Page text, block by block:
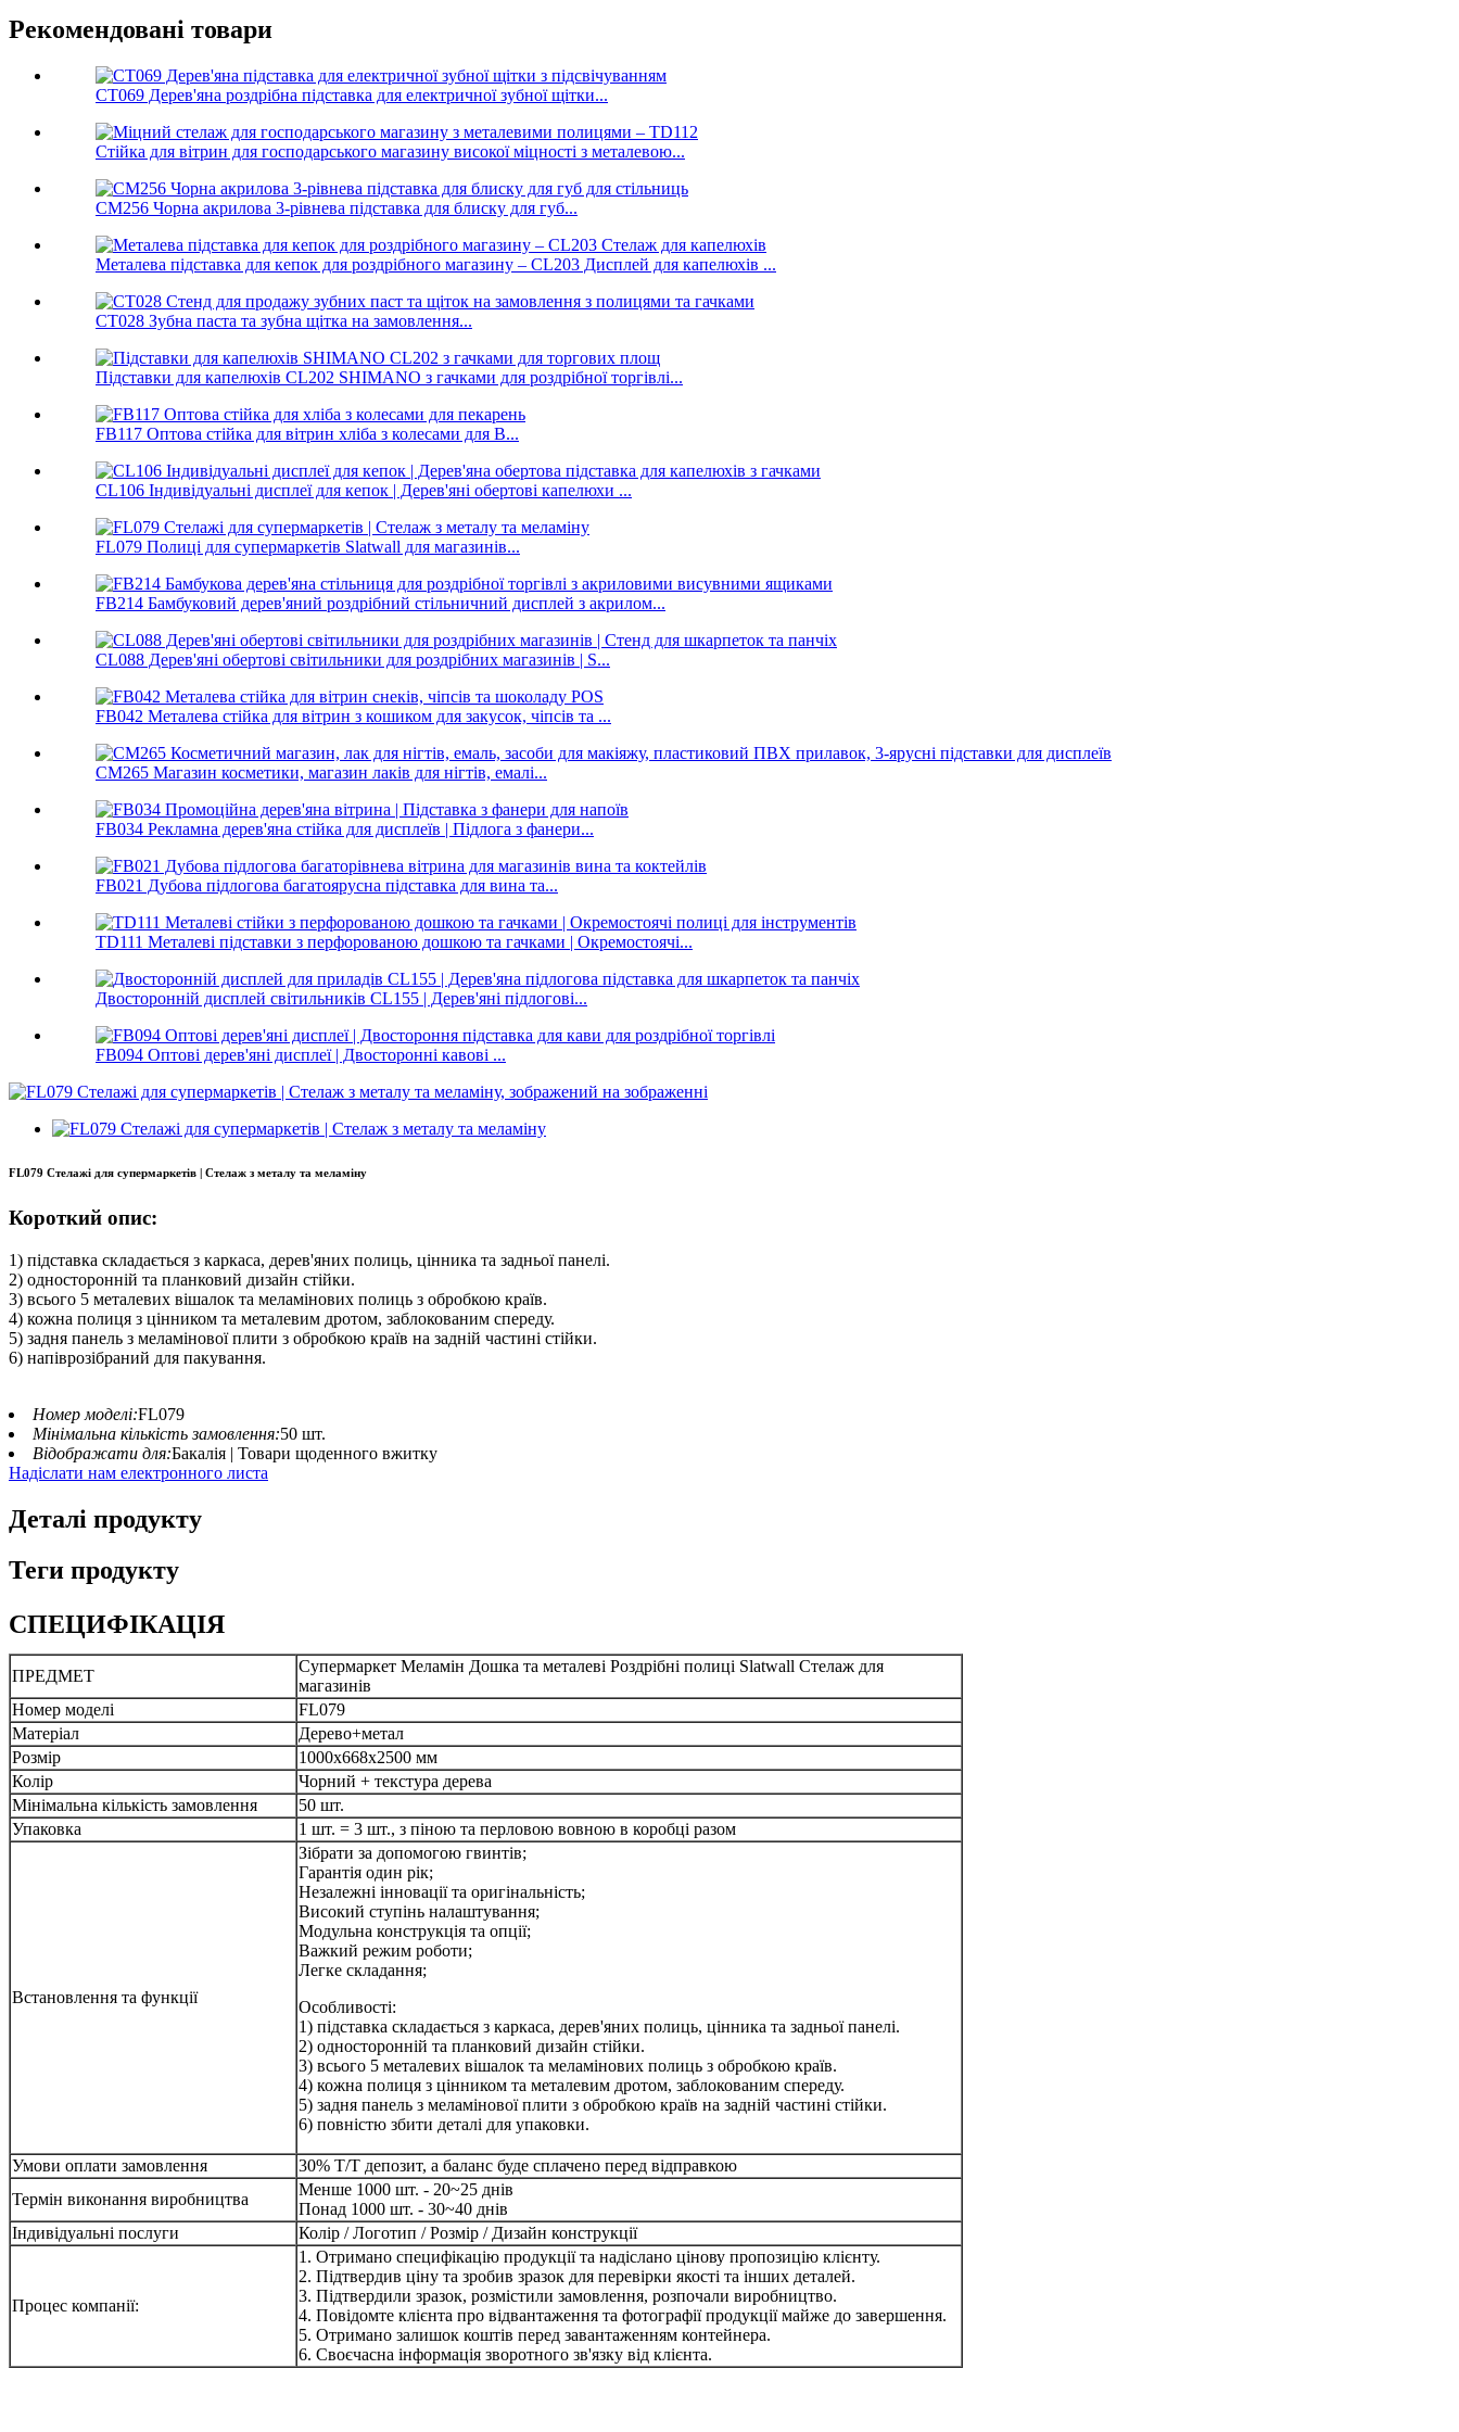
Рекомендовані товари
CT069 Дерев'яна роздрібна підставка для електричної зубної щітки...
Стійка для вітрин для господарського магазину високої міцності з металевою...
CM256 Чорна акрилова 3-рівнева підставка для блиску для губ...
Металева підставка для кепок для роздрібного магазину – CL203 Дисплей для капелюхів ...
CT028 Зубна паста та зубна щітка на замовлення...
Підставки для капелюхів CL202 SHIMANO з гачками для роздрібної торгівлі...
FB117 Оптова стійка для вітрин хліба з колесами для B...
CL106 Індивідуальні дисплеї для кепок | Дерев'яні обертові капелюхи ...
FL079 Полиці для супермаркетів Slatwall для магазинів...
FB214 Бамбуковий дерев'яний роздрібний стільничний дисплей з акрилом...
CL088 Дерев'яні обертові світильники для роздрібних магазинів | S...
FB042 Металева стійка для вітрин з кошиком для закусок, чіпсів та ...
CM265 Магазин косметики, магазин лаків для нігтів, емалі...
FB034 Рекламна дерев'яна стійка для дисплеїв | Підлога з фанери...
FB021 Дубова підлогова багатоярусна підставка для вина та...
TD111 Металеві підставки з перфорованою дошкою та гачками | Окремостоячі...
Двосторонній дисплей світильників CL155 | Дерев'яні підлогові...
FB094 Оптові дерев'яні дисплеї | Двосторонні кавові ...
FL079 Стелажі для супермаркетів | Стелаж з металу та меламіну
Короткий опис:
1) підставка складається з каркаса, дерев'яних полиць, цінника та задньої панелі.
2) односторонній та планковий дизайн стійки.
3) всього 5 металевих вішалок та меламінових полиць з обробкою країв.
4) кожна полиця з цінником та металевим дротом, заблокованим спереду.
5) задня панель з меламінової плити з обробкою країв на задній частині стійки.
6) напіврозібраний для пакування.
Номер моделі:FL079
Мінімальна кількість замовлення:50 шт.
Відображати для:Бакалія | Товари щоденного вжитку
Надіслати нам електронного листа
Деталі продукту
Теги продукту
СПЕЦИФІКАЦІЯ
ПРЕДМЕТ
Супермаркет Меламін Дошка та металеві Роздрібні полиці Slatwall Стелаж для
магазинів
Номер моделі
FL079
Матеріал
Дерево+метал
Розмір
1000x668x2500 мм
Колір
Чорний + текстура дерева
Мінімальна кількість замовлення
50 шт.
Упаковка
1 шт. = 3 шт., з піною та перловою вовною в коробці разом
Встановлення та функції
Зібрати за допомогою гвинтів;
Гарантія один рік;
Незалежні інновації та оригінальність;
Високий ступінь налаштування;
Модульна конструкція та опції;
Важкий режим роботи;
Легке складання;
Особливості:
1) підставка складається з каркаса, дерев'яних полиць, цінника та задньої панелі.
2) односторонній та планковий дизайн стійки.
3) всього 5 металевих вішалок та меламінових полиць з обробкою країв.
4) кожна полиця з цінником та металевим дротом, заблокованим спереду.
5) задня панель з меламінової плити з обробкою країв на задній частині стійки.
6) повністю збити деталі для упаковки.
Умови оплати замовлення
30% T/T депозит, а баланс буде сплачено перед відправкою
Термін виконання виробництва
Менше 1000 шт. - 20~25 днів
Понад 1000 шт. - 30~40 днів
Індивідуальні послуги
Колір / Логотип / Розмір / Дизайн конструкції
Процес компанії:
1. Отримано специфікацію продукції та надіслано цінову пропозицію клієнту.
2. Підтвердив ціну та зробив зразок для перевірки якості та інших деталей.
3. Підтвердили зразок, розмістили замовлення, розпочали виробництво.
4. Повідомте клієнта про відвантаження та фотографії продукції майже до завершення.
5. Отримано залишок коштів перед завантаженням контейнера.
6. Своєчасна інформація зворотного зв'язку від клієнта.